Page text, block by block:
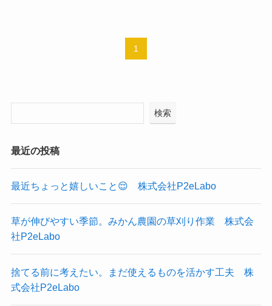
1
検索
最近の投稿
最近ちょっと嬉しいこと😌 株式会社P2eLabo
草が伸びやすい季節。みかん農園の草刈り作業 株式会
社P2eLabo
捨てる前に考えたい。まだ使えるものを活かす工夫 株
式会社P2eLabo